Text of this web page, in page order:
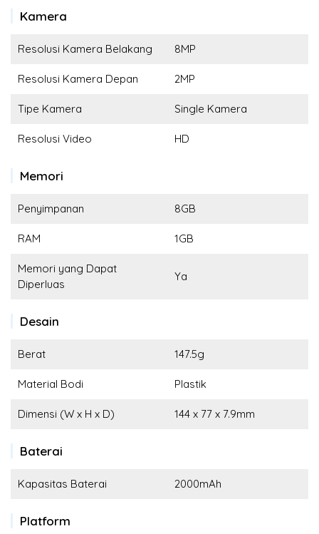
Kamera
Resolusi Kamera Belakang 8MP
Resolusi Kamera Depan 2MP
Tipe Kamera Single Kamera
Resolusi Video HD
Memori
Penyimpanan 8GB
RAM 1GB
Memori yang Dapat
Diperluas
Ya
Desain
Berat 147.5g
Material Bodi Plastik
Dimensi (W x H x D) 144 x 77 x 7.9mm
Baterai
Kapasitas Baterai 2000mAh
Platform